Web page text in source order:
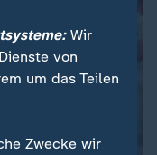
Wir
von
um das Teilen
Zwecke wir